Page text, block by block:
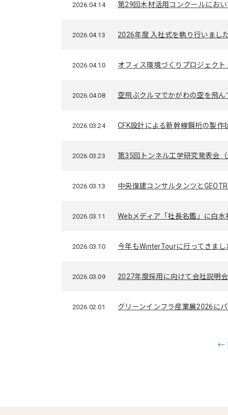
2026.04.14 第29回木材活用コンクールにお
2026.04.13 2026年度 入社式を執り行いまし
2026.04.10 オフィス環境づくりプロジェクト
2026.04.08 空飛ぶクルマでかがわの空を飛
2026.03.24 CFK設計による新幹線鋼桁の製作
2026.03.23 第35回トンネル工学研究発表会
2026.03.13 中央復建コンサルタンツと
2026.03.11 Webメディア「社長名鑑」に白
2026.03.10 今年もWinterTourに行ってきまし
2026.03.09 2027年度採用に向けて会社説明
2026.02.01 グリーンインフラ産業展2026に
←